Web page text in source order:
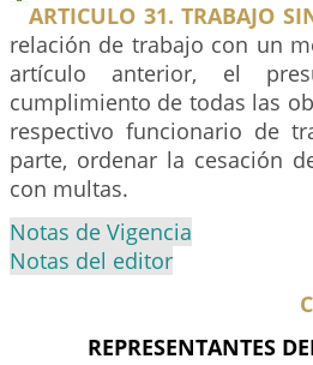
ARTICULO 31. TRABAJO
relación de trabajo con un
artículo anterior, el
cumplimiento de todas las
respectivo funcionario de
parte, ordenar la cesación
con multas.
Notas de Vigencia
Notas del editor
REPRESENTANTES